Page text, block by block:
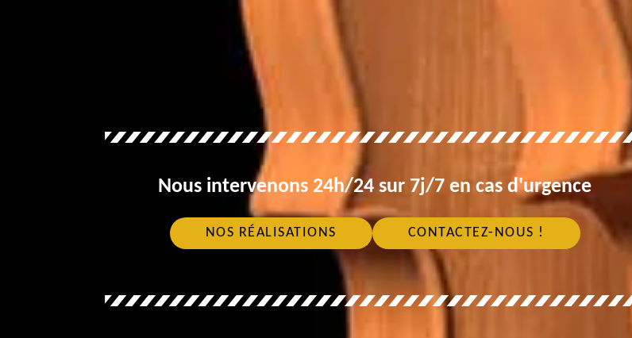
Nous intervenons 24h/24 sur 7j/7 en cas d'urgence
NOS RÉALISATIONS CONTACTEZ-NOUS !